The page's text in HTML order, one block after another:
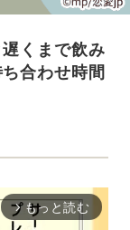
くまで飲み
合わせ時間
arrow_forward_ios もっと読む